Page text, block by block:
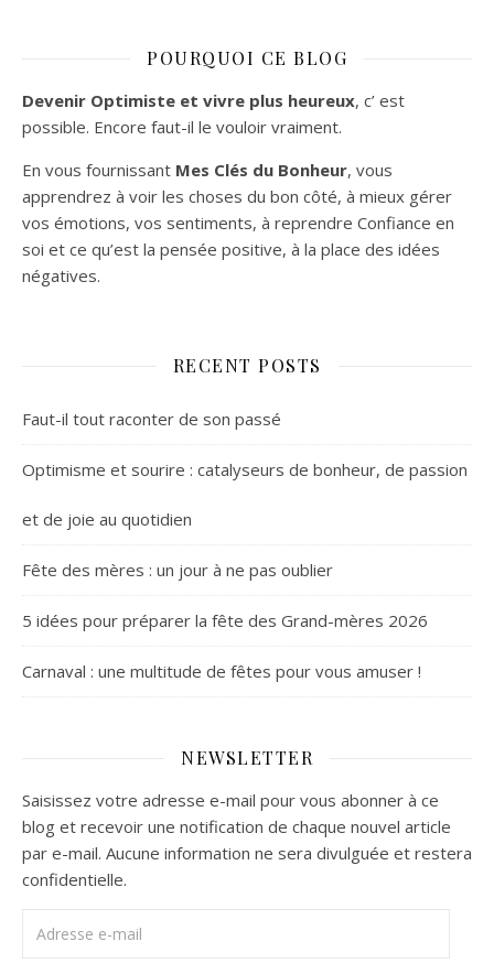
POURQUOI CE BLOG
Devenir Optimiste et vivre plus heureux, c’ est
possible. Encore faut-il le vouloir vraiment.
En vous fournissant Mes Clés du Bonheur, vous
apprendrez à voir les choses du bon côté, à mieux gérer
vos émotions, vos sentiments, à reprendre Confiance en
soi et ce qu’est la pensée positive, à la place des idées
négatives.
RECENT POSTS
Faut-il tout raconter de son passé
Optimisme et sourire : catalyseurs de bonheur, de passion
et de joie au quotidien
Fête des mères : un jour à ne pas oublier
5 idées pour préparer la fête des Grand-mères 2026
Carnaval : une multitude de fêtes pour vous amuser !
NEWSLETTER
Saisissez votre adresse e-mail pour vous abonner à ce
blog et recevoir une notification de chaque nouvel article
par e-mail. Aucune information ne sera divulguée et restera
confidentielle.